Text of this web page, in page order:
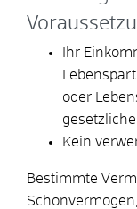
Ihr
oder
Kein
Bestimmte